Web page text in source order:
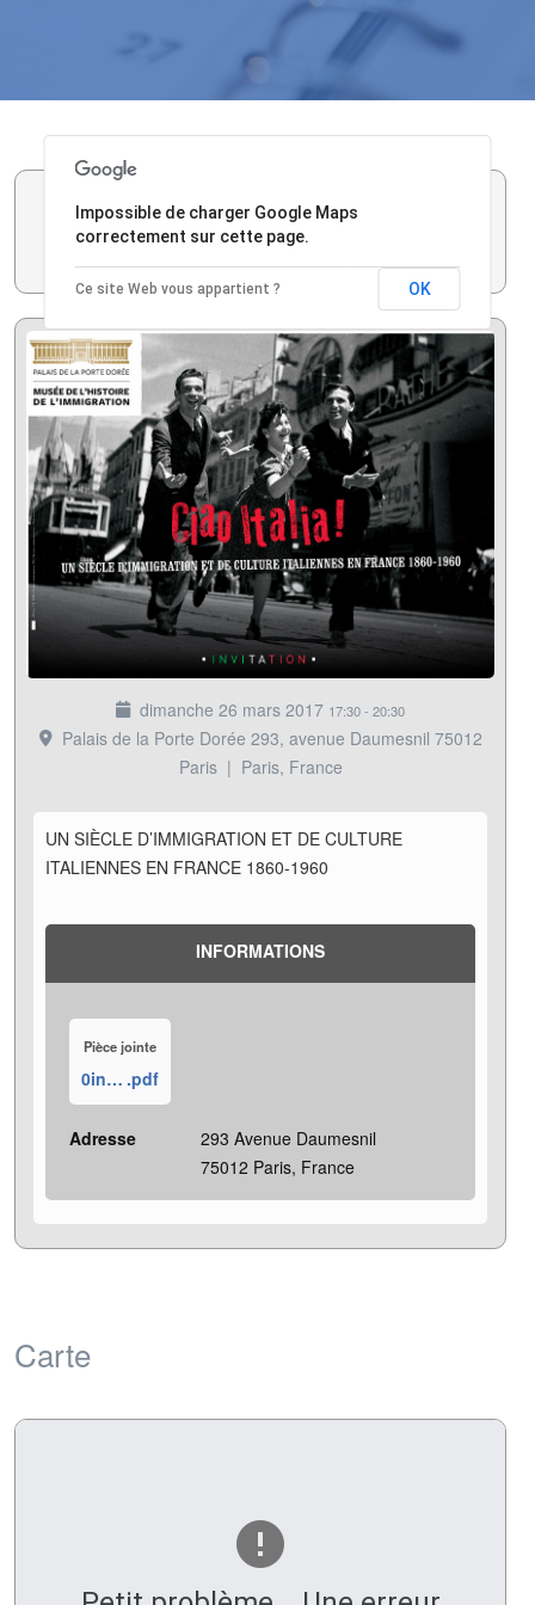
Inauguration de l’exposition
CIAO ITALIA !
Agenda de Benjamin Stora
dimanche 26 mars 2017 17:30- 20:30
Palais de la Porte Dorée 293, avenue Daumesnil 75012
Paris | Paris, France
UN SIÈCLE D’IMMIGRATION ET DE CULTURE
ITALIENNES EN FRANCE 1860-1960
INFORMATIONS
Pièce jointe
0invitation-vernissage-ciao-italia-26-mars .pdf
Adresse
293 Avenue Daumesnil
75012 Paris, France
Carte
Impossible de charger Google Maps
correctement sur cette page.
Ce site Web vous appartient ? OK